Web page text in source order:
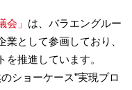
会」 は、バラエングルー
として参画しており、
推進しています。
ショーケース”実現プロ